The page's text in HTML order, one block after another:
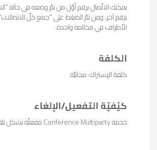
يمكنك الاتّصال برقم أوّل من ثمّ وضعه في حالة
برقم آخر، ومن ثمّ الضغط على "جمع كلّ
الأطراف في مكالمة واحدة.
الكلفة
كلفة الإستراك: مجانيّة.
كيّفيّة التفعيل/الإلغاء
خدمة Conference Multiparty مفعلّة بشكل تلقائي.